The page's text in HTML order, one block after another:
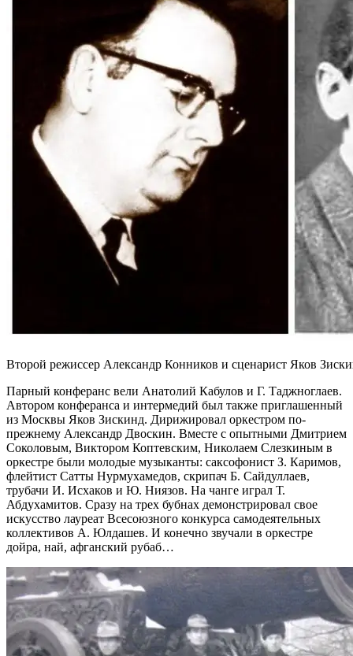
Второй режиссер Александр Конников и сценарист Яков
Парный конферанс вели Анатолий Кабулов и Г. Таджноглаев.
Автором конферанса и интермедий был также приглашенный
из Москвы Яков Зискинд. Дирижировал оркестром по-
прежнему Александр Двоскин. Вместе с опытными Дмитрием
Соколовым, Виктором Коптевским, Николаем Слезкиным в
оркестре были молодые музыканты: саксофонист З. Каримов,
флейтист Сатты Нурмухамедов, скрипач Б. Сайдуллаев,
трубачи И. Исхаков и Ю. Ниязов. На чанге играл Т.
Абдухамитов. Сразу на трех бубнах демонстрировал свое
искусство лауреат Всесоюзного конкурса самодеятельных
коллективов А. Юлдашев. И конечно звучали в оркестре
дойра, най, афганский рубаб…